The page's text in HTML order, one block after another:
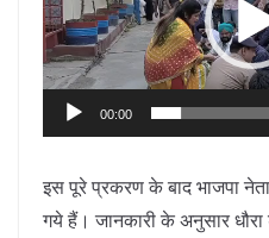
00:00
इस पूरे प्रकरण के बाद भाजपा
गये हैं। जानकारी के अनुसार